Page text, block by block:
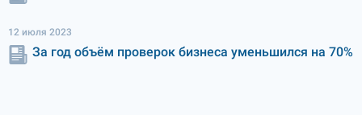
12 июля 2023
За год объём проверок бизнеса уменьшился на 70%